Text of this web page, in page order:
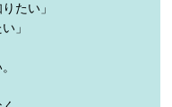
たい」
」